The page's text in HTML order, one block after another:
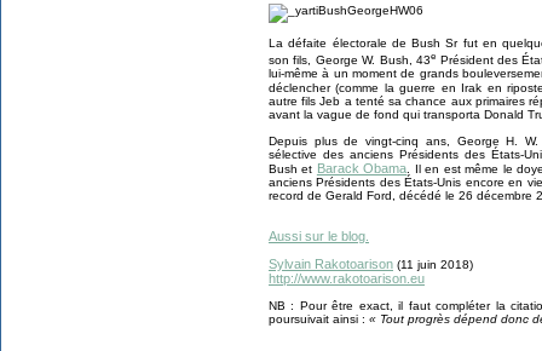
La défaite électorale de Bush Sr fut en
son fils, George W. Bush, 43e Président des
lui-même à un moment de grands
déclencher (comme la guerre en Irak en
autre fils Jeb a tenté sa chance aux primaires
avant la vague de fond qui transporta Donald
Depuis plus de vingt-cinq ans, George H.
sélective des anciens Présidents des États-
Bush et Barack Obama . Il en est même le
anciens Présidents des États-Unis encore en
record de Gerald Ford, décédé le 26 décembre
Aussi sur le blog.
Sylvain Rakotoarison (11 juin 2018)
http://www.rakotoarison.eu
NB : Pour être exact, il faut compléter la
poursuivait ainsi : « Tout progrès dépend donc